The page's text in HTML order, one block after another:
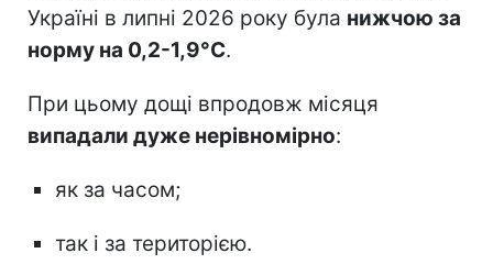
Україні в липні 2026 року була нижчою за
норму на 0,2-1,9°C.
При цьому дощі впродовж місяця
випадали дуже нерівномірно:
як за часом;
так і за територією.